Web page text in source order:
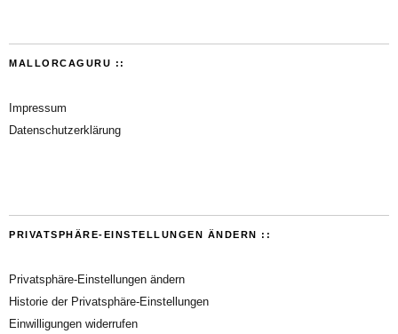
MALLORCAGURU ::
Impressum
Datenschutzerklärung
PRIVATSPHÄRE-EINSTELLUNGEN ÄNDERN ::
Privatsphäre-Einstellungen ändern
Historie der Privatsphäre-Einstellungen
Einwilligungen widerrufen